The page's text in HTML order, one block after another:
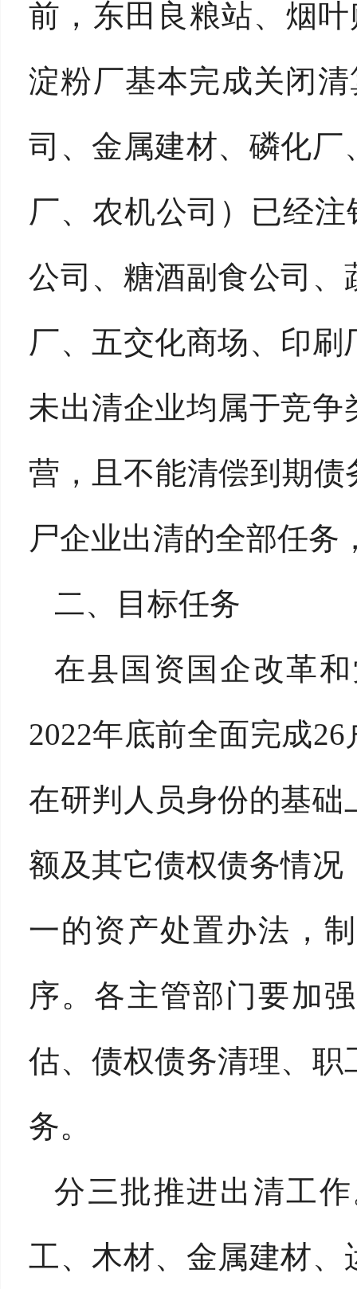
前，东田良粮站、烟
淀粉厂基本完成关闭
司、金属建材、磷化
厂、农机公司）已经
公司、糖酒副食公司
厂、五交化商场、印
未出清企业均属于竞
营，且不能清偿到期债
尸企业出清的全部任务
二、目标任务
在县国资国企改革
2022年底前全面完成
在研判人员身份的基
额及其它债权债务情
一的资产处置办法，
序。各主管部门要加
估、债权债务清理、
务。
分三批推进出清工
工、木材、金属建材